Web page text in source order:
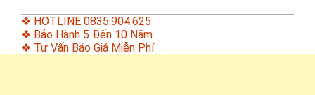
❖ HOTLINE 0835.904.625
❖ Bảo Hành 5 Đến 10 Năm
❖ Tư Vấn Báo Giá Miễn Phí